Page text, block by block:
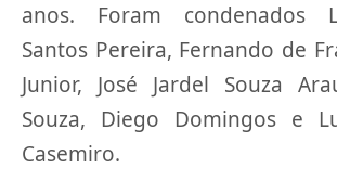
anos. Foram condenados
Santos Pereira, Fernando de
Junior, José Jardel Souza
Souza, Diego Domingos e
Casemiro.